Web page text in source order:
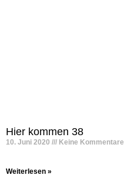
Hier kommen 38
10. Juni 2020 Keine Kommentare
Weiterlesen »